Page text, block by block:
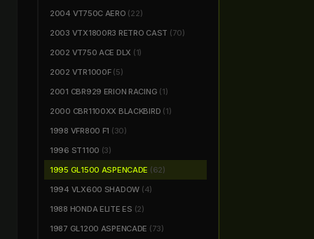
2004 VT750C AERO (22)
2003 VTX1800R3 RETRO CAST (70)
2002 VT750 ACE DLX (1)
2002 VTR1000F (5)
2001 CBR929 ERION RACING (1)
2000 CBR1100XX BLACKBIRD (1)
1998 VFR800 F1 (30)
1996 ST1100 (3)
1995 GL1500 ASPENCADE (62)
1994 VLX600 SHADOW (4)
1988 HONDA ELITE ES (2)
1987 GL1200 ASPENCADE (73)